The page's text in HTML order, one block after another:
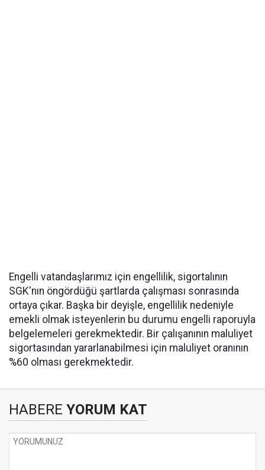
Engelli vatandaşlarımız için engellilik, sigortalının
SGK'nın öngördüğü şartlarda çalışması sonrasında
ortaya çıkar. Başka bir deyişle, engellilik nedeniyle
emekli olmak isteyenlerin bu durumu engelli raporuyla
belgelemeleri gerekmektedir. Bir çalışanının maluliyet
sigortasından yararlanabilmesi için maluliyet oranının
%60 olması gerekmektedir.
HABERE YORUM KAT